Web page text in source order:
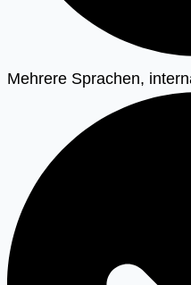
Mehrere Sprachen,